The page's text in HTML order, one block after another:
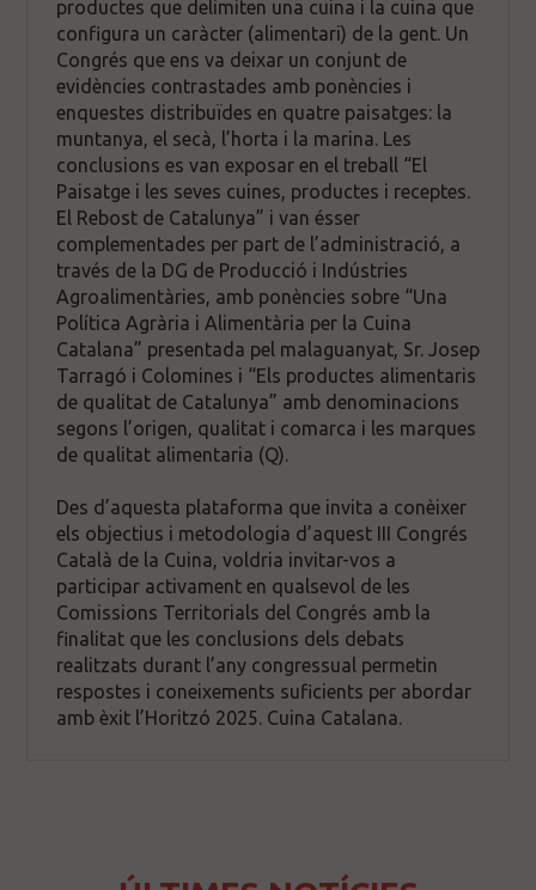
productes que delimiten una cuina i la cuina que
configura un caràcter (alimentari) de la gent. Un
Congrés que ens va deixar un conjunt de
evidències contrastades amb ponències i
enquestes distribuïdes en quatre paisatges: la
muntanya, el secà, l’horta i la marina. Les
conclusions es van exposar en el treball “El
Paisatge i les seves cuines, productes i receptes.
El Rebost de Catalunya” i van ésser
complementades per part de l’administració, a
través de la DG de Producció i Indústries
Agroalimentàries, amb ponències sobre “Una
Política Agrària i Alimentària per la Cuina
Catalana” presentada pel malaguanyat, Sr. Josep
Tarragó i Colomines i “Els productes alimentaris
de qualitat de Catalunya” amb denominacions
segons l’origen, qualitat i comarca i les marques
de qualitat alimentaria (Q).
Des d’aquesta plataforma que invita a conèixer
els objectius i metodologia d’aquest III Congrés
Català de la Cuina, voldria invitar-vos a
participar activament en qualsevol de les
Comissions Territorials del Congrés amb la
finalitat que les conclusions dels debats
realitzats durant l’any congressual permetin
respostes i coneixements suficients per abordar
amb èxit l’Horitzó 2025. Cuina Catalana.